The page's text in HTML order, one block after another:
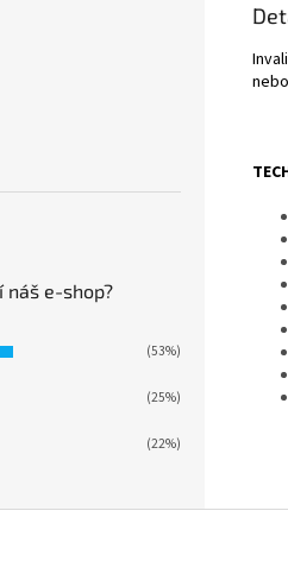
náš e-shop?
(53%)
(25%)
(22%)